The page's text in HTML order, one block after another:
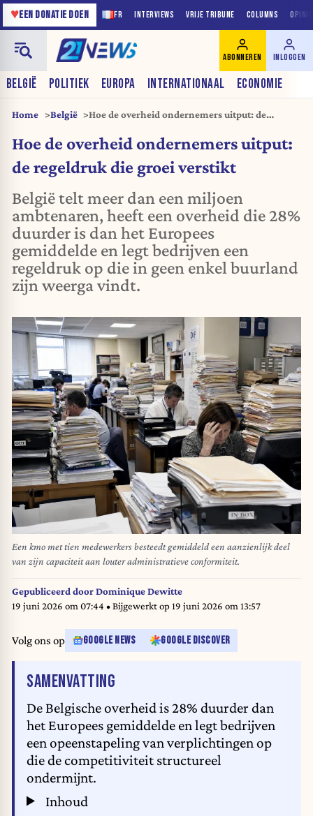
FR INTERVIEWS VRIJE TRIBUNE COLUMNS
♥EEN DONATIE DOEN
BELGIË POLITIEK EUROPA INTERNATIONAAL ECONOMIE
ABONNEREN INLOGGEN
Home België
Hoe de overheid ondernemers uitput: de
Hoe de overheid ondernemers uitput:
de regeldruk die groei verstikt
België telt meer dan een miljoen
ambtenaren, heeft een overheid die 28%
duurder is dan het Europees
gemiddelde en legt bedrijven een
regeldruk op die in geen enkel buurland
zijn weerga vindt.
Een kmo met tien medewerkers besteedt gemiddeld een aanzienlijk deel
van zijn capaciteit aan louter administratieve conformiteit.
Gepubliceerd doorDominique Dewitte
19 juni 2026 om 07:44 • Bijgewerkt op19 juni 2026 om 13:57
Volg ons op GOOGLE NEWS GOOGLE DISCOVER
SAMENVATTING
De Belgische overheid is 28% duurder dan
het Europees gemiddelde en legt bedrijven
een opeenstapeling van verplichtingen op
die de competitiviteit structureel
ondermijnt.
Inhoud